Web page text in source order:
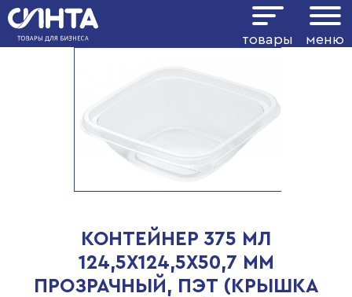
товары меню
КОНТЕЙНЕР 375 МЛ
124,5Х124,5Х50,7 ММ
ПРОЗРАЧНЫЙ, ПЭТ (КРЫШКА